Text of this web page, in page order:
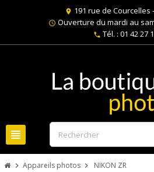
location_on 191 rue de Courcelles
schedule Ouverture du mardi au
phone Tél. : 01 42 27
view_headline
chevron_right Appareils photos chevron_right NIKON ZR